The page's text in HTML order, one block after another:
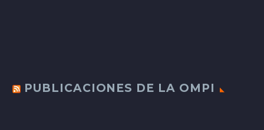
PUBLICACIONES DE LA OMPI